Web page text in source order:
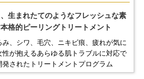
生まれたてのようなフレッシュな素
格的ピーリングトリートメント
み、シワ、毛穴、ニキビ痕、疲れが気に
性が抱えるあらゆる肌トラブルに対応で
発されたトリートメントプログラム